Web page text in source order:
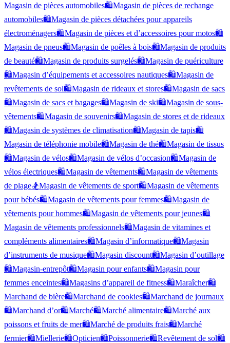
Magasin de pièces automobiles🛍️Magasin de pièces de rechange
automobiles🛍️Magasin de pièces détachées pour appareils
électroménagers🛍️Magasin de pièces et d’accessoires pour motos🛍️
Magasin de pneus🛍️Magasin de poêles à bois🛍️Magasin de produits
de beauté🛍️Magasin de produits surgelés🛍️Magasin de puériculture
🛍️Magasin d’équipements et accessoires nautiques🛍️Magasin de
revêtements de sol🛍️Magasin de rideaux et stores🛍️Magasin de sacs
🛍️Magasin de sacs et bagages🛍️Magasin de ski🛍️Magasin de sous-
vêtements🛍️Magasin de souvenirs🛍️Magasin de stores et de rideaux
🛍️Magasin de systèmes de climatisation🛍️Magasin de tapis🛍️
Magasin de téléphonie mobile🛍️Magasin de thé🛍️Magasin de tissus
🛍️Magasin de vélos🛍️Magasin de vélos d’occasion🛍️Magasin de
vélos électriques🛍️Magasin de vêtements🛍️Magasin de vêtements
de plage🏂Magasin de vêtements de sport🛍️Magasin de vêtements
pour bébés🛍️Magasin de vêtements pour femmes🛍️Magasin de
vêtements pour hommes🛍️Magasin de vêtements pour jeunes🛍️
Magasin de vêtements professionnels🛍️Magasin de vitamines et
compléments alimentaires🛍️Magasin d’informatique🛍️Magasin
d’instruments de musique🛍️Magasin discount🛍️Magasin d’outillage
🛍️Magasin-entrepôt🛍️Magasin pour enfants🛍️Magasin pour
femmes enceintes🛍️Magasins d’appareil de fitness🛍️Maraîcher🛍️
Marchand de bière🛍️Marchand de cookies🛍️Marchand de journaux
🛍️Marchand d’or🛍️Marché🛍️Marché alimentaire🛍️Marché aux
poissons et fruits de mer🛍️Marché de produits frais🛍️Marché
fermier🛍️Miellerie🛍️Opticien🛍️Poissonnerie🛍️Revêtement de sol🛍️